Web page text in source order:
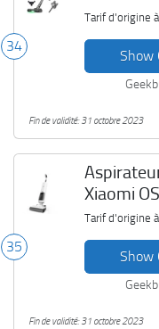
34
Tarif d'origine à
Show
Fin de validité: 31 octobre 2023
35
Xiaomi
Tarif d'origine à
Show
Fin de validité: 31 octobre 2023